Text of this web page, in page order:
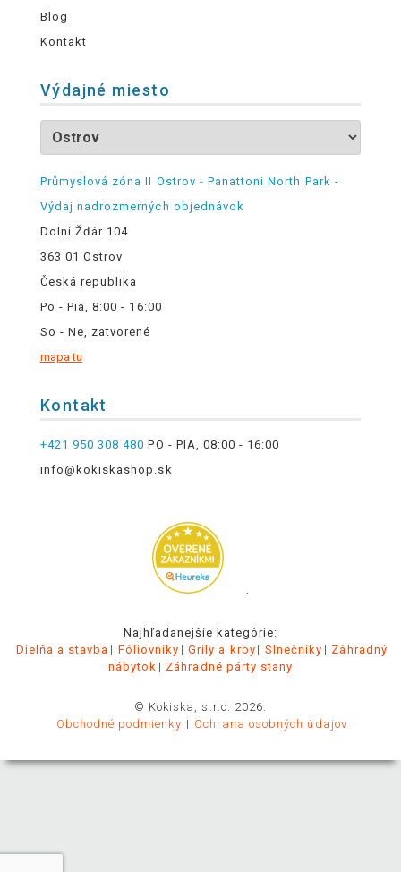
Blog
Kontakt
Výdajné miesto
Průmyslová zóna II Ostrov - Panattoni North Park -
Výdaj nadrozmerných objednávok
Dolní Žďár 104
363 01 Ostrov
Česká republika
Po - Pia, 8:00 - 16:00
So - Ne, zatvorené
mapa tu
Kontakt
+421 950 308 480 PO - PIA, 08:00 - 16:00
info@kokiskashop.sk
.
Najhľadanejšie kategórie:
Dielňa a stavba
Fóliovníky Grily a krby Slnečníky
Záhradný
nábytok
Záhradné párty stany
© Kokiska, s.r.o. 2026.
Obchodné podmienky
Ochrana osobných údajov